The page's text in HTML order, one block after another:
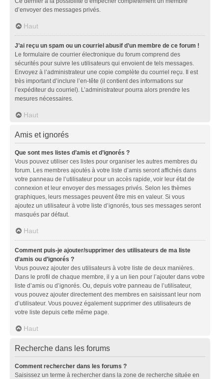
d’envoyer des messages privés.
Haut
J’ai reçu un spam ou un courriel abusif d’un membre de ce forum !
Le formulaire de courrier électronique du forum comprend des
sécurités pour suivre les utilisateurs qui envoient de tels messages.
Envoyez à l’administrateur une copie complète du courriel reçu. Il est
très important d’inclure l’en-tête (il contient des informations sur
l’expéditeur du courriel). L’administrateur pourra alors prendre les
mesures nécessaires.
Haut
Amis et ignorés
Que sont mes listes d’amis et d’ignorés ?
Vous pouvez utiliser ces listes pour organiser les autres membres du
forum. Les membres ajoutés à votre liste d’amis seront affichés dans
votre panneau de l’utilisateur pour un accès rapide, voir leur état de
connexion et leur envoyer des messages privés. Selon les thèmes
graphiques, leurs messages peuvent être mis en valeur. Si vous
ajoutez un utilisateur à votre liste d’ignorés, tous ses messages seront
masqués par défaut.
Haut
Comment puis-je ajouter/supprimer des utilisateurs de ma liste
d’amis ou d’ignorés ?
Vous pouvez ajouter des utilisateurs à votre liste de deux manières.
Dans le profil de chaque membre, il y a un lien pour l’ajouter dans votre
liste d’amis ou d’ignorés. Ou, depuis votre panneau de l’utilisateur,
vous pouvez ajouter directement des membres en saisissant leur nom
d’utilisateur. Vous pouvez également supprimer des utilisateurs de
votre liste depuis cette même page.
Haut
Recherche dans les forums
Comment rechercher dans les forums ?
Saisissez un terme à rechercher dans la zone de recherche située en